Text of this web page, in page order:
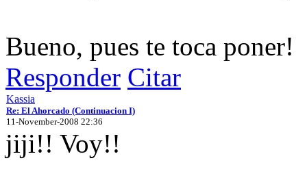
Bueno, pues te toca poner!
Responder Citar
Kassia
Re: El Ahorcado (Continuacion I)
11-November-2008 22:36
jiji!! Voy!!